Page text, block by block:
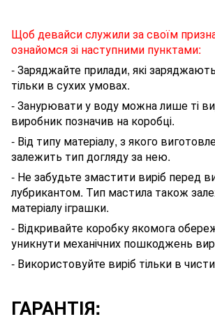
Щоб девайси служили за своїм
ознайомся зі наступними пунктами:
- Заряджайте прилади, які
тільки в сухих умовах.
- Занурювати у воду можна лише ті
виробник позначив на коробці.
- Від типу матеріалу, з якого
залежить тип догляду за нею.
- Не забудьте змастити виріб перед
лубрикантом. Тип мастила також
матеріалуіграшки.
- Відкривайте коробку якомога
уникнути механічних пошкоджень
- Використовуйте виріб тільки в
ГАРАНТІЯ: